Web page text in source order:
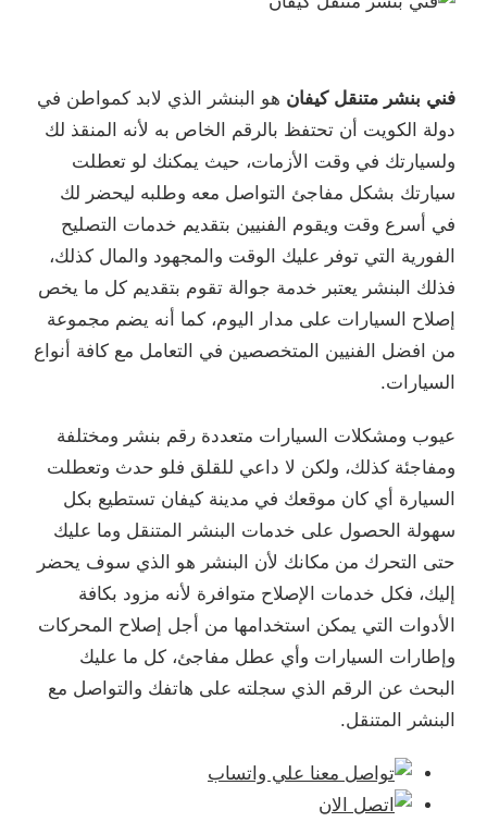
فني بنشر متنقل كيفان هو البنشر الذي لابد كمواطن في
دولة الكويت أن تحتفظ بالرقم الخاص به لأنه المنقذ لك
ولسيارتك في وقت الأزمات، حيث يمكنك لو تعطلت
سيارتك بشكل مفاجئ التواصل معه وطلبه ليحضر لك
في أسرع وقت ويقوم الفنيين بتقديم خدمات التصليح
الفورية التي توفر عليك الوقت والمجهود والمال كذلك،
فذلك البنشر يعتبر خدمة جوالة تقوم بتقديم كل ما يخص
إصلاح السيارات على مدار اليوم، كما أنه يضم مجموعة
من افضل الفنيين المتخصصين في التعامل مع كافة أنواع
السيارات.
عيوب ومشكلات السيارات متعددة رقم بنشر ومختلفة
ومفاجئة كذلك، ولكن لا داعي للقلق فلو حدث وتعطلت
السيارة أي كان موقعك في مدينة كيفان تستطيع بكل
سهولة الحصول على خدمات البنشر المتنقل وما عليك
حتى التحرك من مكانك لأن البنشر هو الذي سوف يحضر
إليك، فكل خدمات الإصلاح متوافرة لأنه مزود بكافة
الأدوات التي يمكن استخدامها من أجل إصلاح المحركات
وإطارات السيارات وأي عطل مفاجئ، كل ما عليك
البحث عن الرقم الذي سجلته على هاتفك والتواصل مع
البنشر المتنقل.